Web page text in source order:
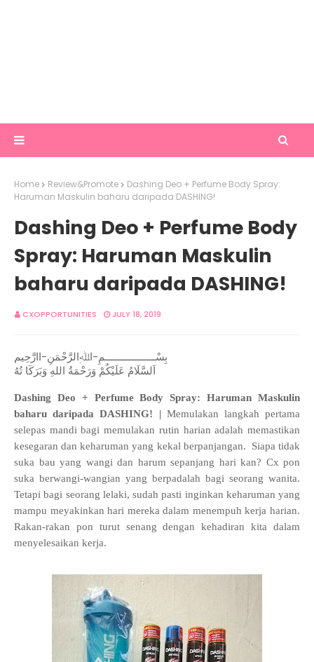
Home Review&Promote
Dashing Deo + Perfume Body Spray:
Haruman Maskulin baharu daripada DASHING!
Dashing Deo + Perfume Body
Spray: Haruman Maskulin
baharu daripada DASHING!
CXOPPORTUNITIES JULY 18, 2019
بِسْــــــــــــــــــمِ-اﷲِالرَّحْمَنِ-اارَّحِيم
اَلسَّلَامُ عَلَيْكُمْ وَرَحْمَةُ اللهِ وَبَرَكَا تُهُ
Dashing Deo + Perfume Body Spray: Haruman Maskulin
baharu daripada DASHING! | Memulakan langkah pertama
selepas mandi bagi memulakan rutin harian adalah memastikan
kesegaran dan keharuman yang kekal berpanjangan. Siapa tidak
suka bau yang wangi dan harum sepanjang hari kan? Cx pon
suka berwangi-wangian yang berpadalah bagi seorang wanita.
Tetapi bagi seorang lelaki, sudah pasti inginkan keharuman yang
mampu meyakinkan hari mereka dalam menempuh kerja harian.
Rakan-rakan pon turut senang dengan kehadiran kita dalam
menyelesaikan kerja.